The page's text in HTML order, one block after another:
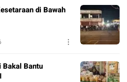
di Bawah
Bakal Bantu